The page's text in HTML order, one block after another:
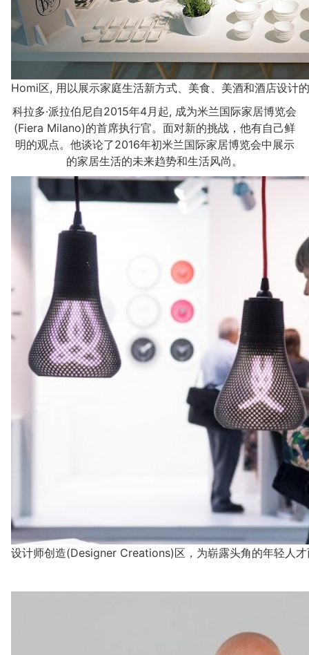
Homi区, 用以展示家庭生活新方式、美食、美酒和酒店设计
科拉多·派拉伯尼自2015年4月起, 成为米兰国际家居博览会
(Fiera Milano)的首席执行官。面对新的挑战，他有自己鲜
明的观点。他谈论了2016年初米兰国际家居博览会中展示
的家居生活的未来趋势和生活风尚。
设计师创造(Designer Creations)区，为崭露头角的年轻人才